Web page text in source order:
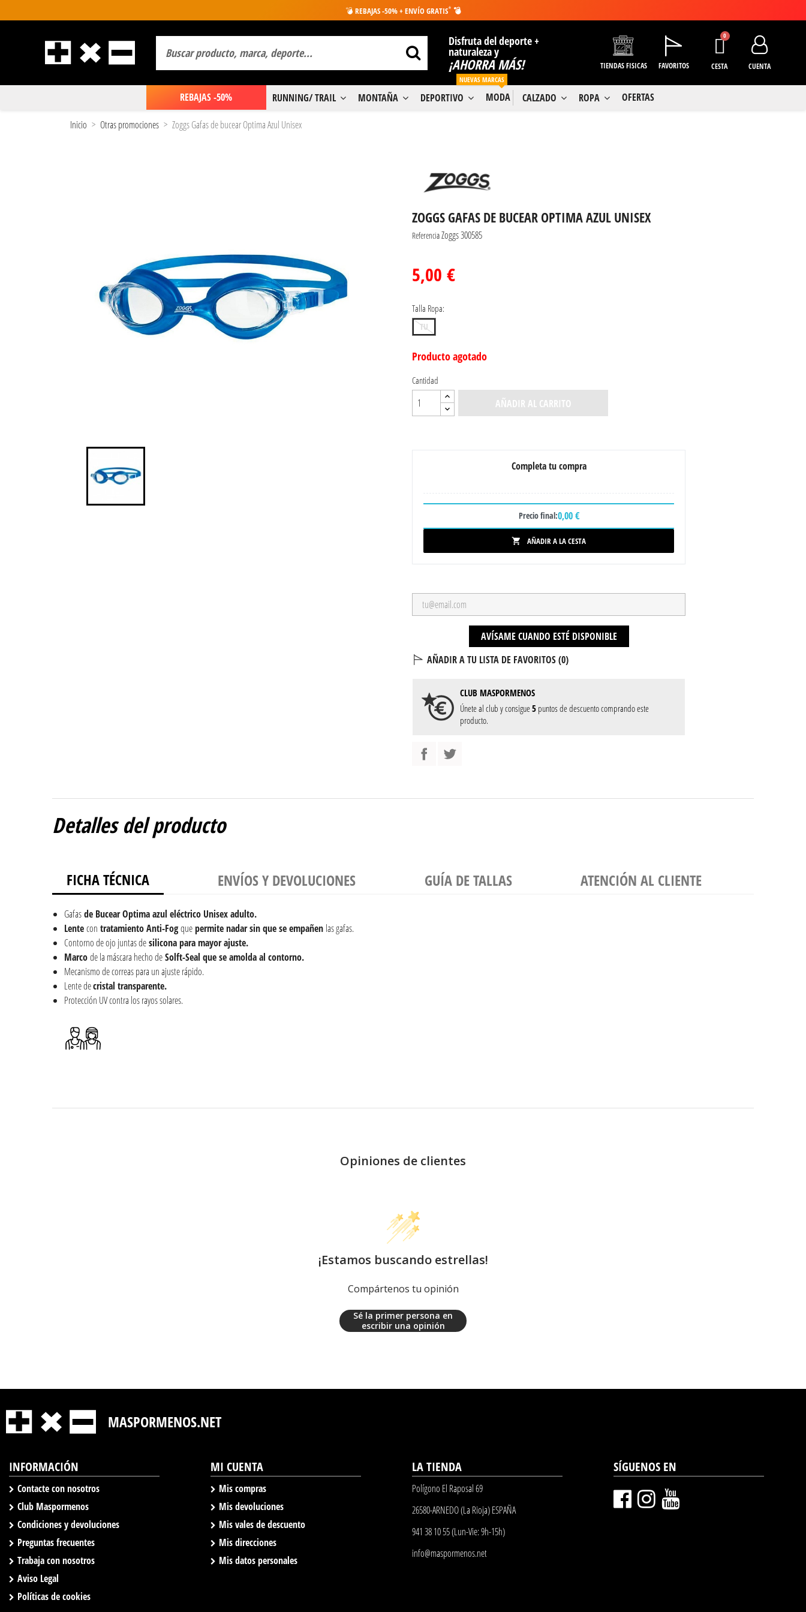
💣 REBAJAS -50% + ENVÍO GRATIS* 💣
Disfruta del deporte +
naturaleza y
¡AHORRA MÁS! TIENDAS FISICAS FAVORITOS CESTA CUENTA
REBAJAS -50% RUNNING/ TRAIL MONTAÑA DEPORTIVO MODA
NUEVAS MARCAS
CALZADO ROPA OFERTAS
Inicio Otras promociones Zoggs Gafas de bucear Optima Azul Unisex
ZOGGS GAFAS DE BUCEAR OPTIMA AZUL UNISEX
ReferenciaZoggs 300585
5,00 €
Talla Ropa:
TU
Producto agotado
Cantidad
AÑADIR AL CARRITO
Completa tu compra
Precio final:0,00 €
 AÑADIR A LA CESTA
AVÍSAME CUANDO ESTÉ DISPONIBLE
AÑADIR A TU LISTA DE FAVORITOS (0)
CLUB MASPORMENOS
Únete al club y consigue5puntos de descuento comprando este
producto.
Detalles del producto
FICHA TÉCNICA ENVÍOS Y DEVOLUCIONES GUÍA DE TALLAS ATENCIÓN AL CLIENTE
Gafasde Bucear Optima azul eléctrico Unisex adulto.
Lentecon tratamiento Anti-Fogquepermite nadar sin que se empañen las gafas.
Contorno de ojo juntas desilicona para mayor ajuste.
Marcode la máscara hecho deSolft-Seal que se amolda al contorno.
Mecanismo de correas para un ajuste rápido.
Lente decristal transparente.
Protección UV contra los rayos solares.
Opiniones de clientes
¡Estamos buscando estrellas!
Compártenos tu opinión
Sé la primer persona en
escribir una opinión
MASPORMENOS.NET
INFORMACIÓN
Contacte con nosotros
Club Maspormenos
Condiciones y devoluciones
Preguntas frecuentes
Trabaja con nosotros
Aviso Legal
Políticas de cookies
MI CUENTA
Mis compras
Mis devoluciones
Mis vales de descuento
Mis direcciones
Mis datos personales
LA TIENDA
Polígono El Raposal 69
26580-ARNEDO (La Rioja) ESPAÑA
941 38 10 55 (Lun-Vie: 9h-15h)
info@maspormenos.net
SÍGUENOS EN